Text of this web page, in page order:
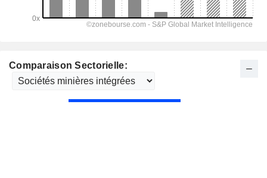
Comparaison Sectorielle: